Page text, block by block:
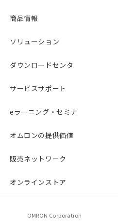
商品情報
ソリューション
ダウンロードセンタ
サービスサポート
eラーニング・セミナ
オムロンの提供価値
販売ネットワーク
オンラインストア
OMRON Corporation